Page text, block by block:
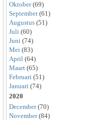
Oktober(69)
September(61)
Augustus (51)
Juli (60)
Juni (74)
Mei (83)
April (64)
Maart (65)
Februari (51)
Januari (74)
2020
December(70)
November(84)